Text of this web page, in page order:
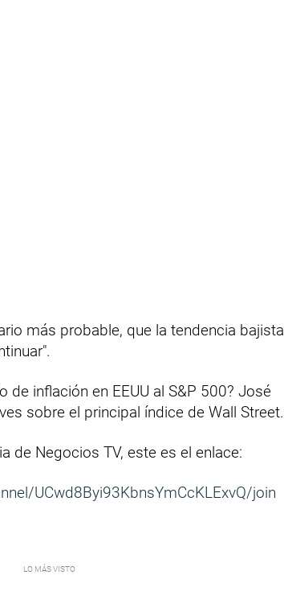
más probable, que la tendencia bajista
inflación en EEUU al S&P 500? José
sobre el principal índice de Wall Street.
de Negocios TV, este es el enlace:
UCwd8Byi93KbnsYmCcKLExvQ/join